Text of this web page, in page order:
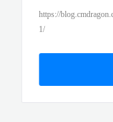
https://
1/